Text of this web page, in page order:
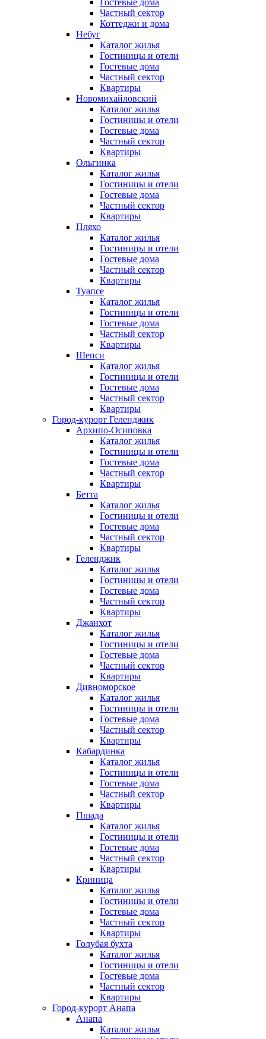
Гостевые дома
Частный сектор
Коттеджи и дома
Небуг
Каталог жилья
Гостиницы и отели
Гостевые дома
Частный сектор
Квартиры
Новомихайловский
Каталог жилья
Гостиницы и отели
Гостевые дома
Частный сектор
Квартиры
Ольгинка
Каталог жилья
Гостиницы и отели
Гостевые дома
Частный сектор
Квартиры
Пляхо
Каталог жилья
Гостиницы и отели
Гостевые дома
Частный сектор
Квартиры
Туапсе
Каталог жилья
Гостиницы и отели
Гостевые дома
Частный сектор
Квартиры
Шепси
Каталог жилья
Гостиницы и отели
Гостевые дома
Частный сектор
Квартиры
Город-курорт Геленджик
Архипо-Осиповка
Каталог жилья
Гостиницы и отели
Гостевые дома
Частный сектор
Квартиры
Бетта
Каталог жилья
Гостиницы и отели
Гостевые дома
Частный сектор
Квартиры
Геленджик
Каталог жилья
Гостиницы и отели
Гостевые дома
Частный сектор
Квартиры
Джанхот
Каталог жилья
Гостиницы и отели
Гостевые дома
Частный сектор
Квартиры
Дивноморское
Каталог жилья
Гостиницы и отели
Гостевые дома
Частный сектор
Квартиры
Кабардинка
Каталог жилья
Гостиницы и отели
Гостевые дома
Частный сектор
Квартиры
Пшада
Каталог жилья
Гостиницы и отели
Гостевые дома
Частный сектор
Квартиры
Криница
Каталог жилья
Гостиницы и отели
Гостевые дома
Частный сектор
Квартиры
Голубая бухта
Каталог жилья
Гостиницы и отели
Гостевые дома
Частный сектор
Квартиры
Город-курорт Анапа
Анапа
Каталог жилья